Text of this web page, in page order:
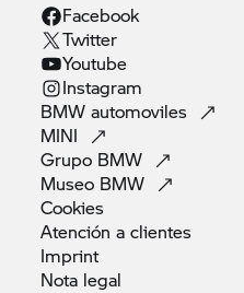
Facebook
Twitter
Youtube
Instagram
BMWautomoviles
MINI
Grupo BMW
Museo BMW
Cookies
Atención aclientes
Imprint
Nota legal